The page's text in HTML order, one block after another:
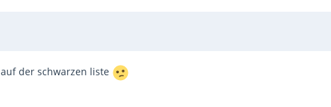
der schwarzen liste